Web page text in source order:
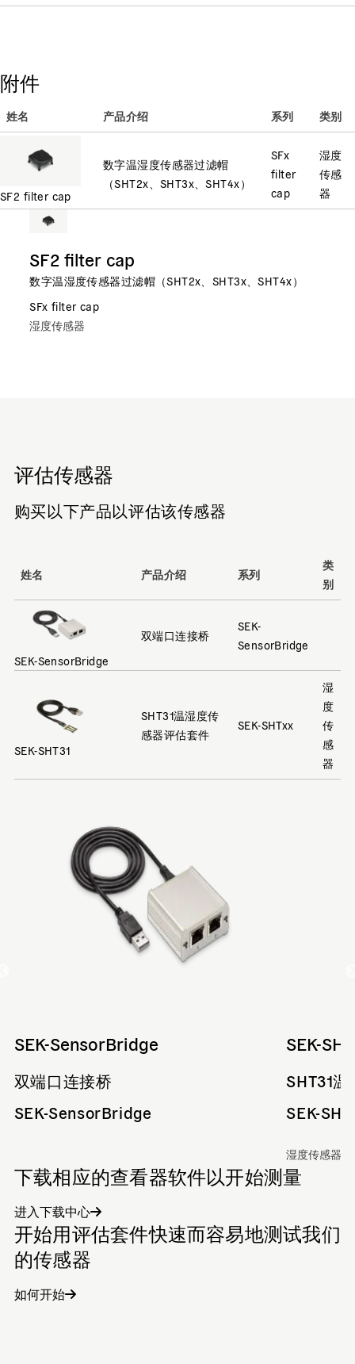
附件
姓名 产品介绍 系列 类别
SF2 filter cap
数字温湿度传感器过滤帽
（SHT2x、SHT3x、SHT4x）
SFx
filter
cap
湿度
传感
器
SF2 filter cap
数字温湿度传感器过滤帽（SHT2x、SHT3x、SHT4x）
SFx filter cap
湿度传感器
评估传感器
购买以下产品以评估该传感器
姓名 产品介绍 系列
类
别
SEK-SensorBridge
双端口连接桥
SEK-
SensorBridge
SEK-SHT31
SHT31温湿度传
感器评估套件
SEK-SHTxx
湿
度
传
感
器
SEK-SensorBridge
双端口连接桥
SEK-SensorBridge
SEK-
SHT31
SEK-
湿度传感器
下载相应的查看器软件以开始测量
进入下载中心
开始用评估套件快速而容易地测试我们
的传感器
如何开始